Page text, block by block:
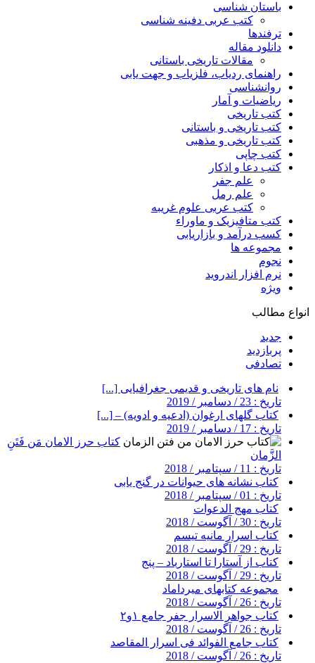
باستان شناسی
کتب عربی دفینه شناسی
ترفندها
دانلود مقاله
مقالات تاریخی باستانی
راهنمای ردیاب، فلزیاب و جهت یابی
روانشناسی
ریاضیات و آمار
کتب تاریخی
کتب تاریخی و باستانی
کتب تاریخی و مذهبی
کتب چاپی
کتب دعا و اذکار
علم جفر
علم رمل
کتب عربی علوم غریبه
کتب متافیزیک و ماوراء
کسب درآمد و بازاریابی
مجموعه ها
نجوم
نرم افزار اندروید
ویژه
انواع مطالب
جدید
پربازدید
تصادفی
نام های تاریخی و قدیمی جغرافیایی [...]
تاریخ : 23 / دسامبر / 2019
کتاب گلهای ارغوان (ادعیه و ادویه) – [...]
تاریخ : 17 / دسامبر / 2019
کتاب حرز الامان مَن فَتَنِ
الزَّمان
تاریخ : 11 / سپتامبر / 2018
کتاب نشانه های حیوانات در گنج یابی
تاریخ : 01 / سپتامبر / 2018
کتاب مهج الدعوات
تاریخ : 30 / آگوست / 2018
کتاب اسرار مانیه تیسم
تاریخ : 29 / آگوست / 2018
کتاب از آستارا تا استارباد – پنج
تاریخ : 29 / آگوست / 2018
مجموعه کتابهای میرداماد
تاریخ : 26 / آگوست / 2018
کتاب جواهر الاسرار جفر جامع ۱و۲
تاریخ : 26 / آگوست / 2018
کتاب جامع الفوائد فی اسرار المقاصد
تاریخ : 26 / آگوست / 2018